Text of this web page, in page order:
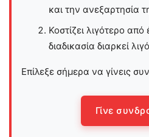
και την ανεξαρτησία
Κοστίζει λιγότερο
διαδικασία διαρκεί
Επίλεξε σήμερα να γίνεις
Γίνε